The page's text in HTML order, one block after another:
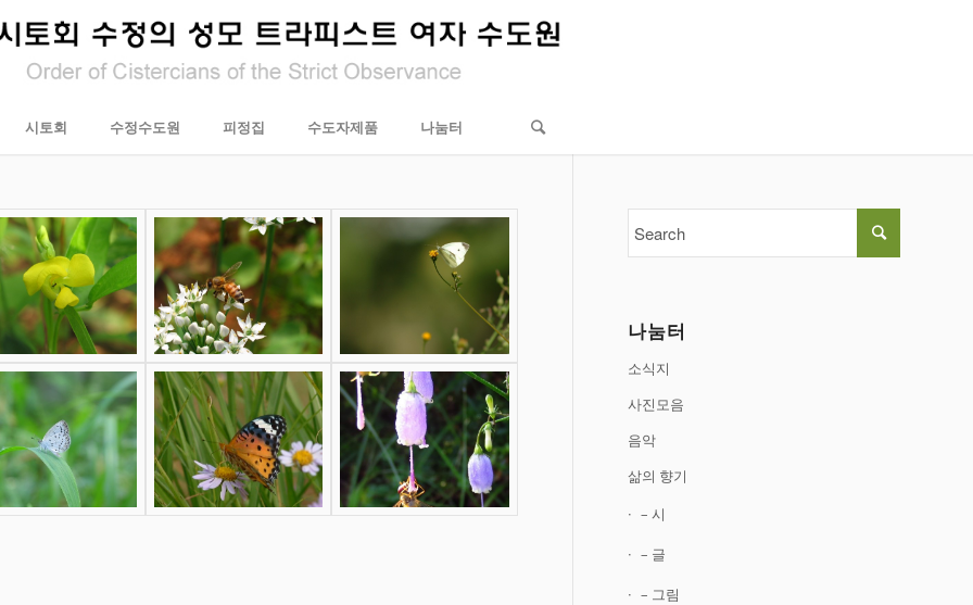
시토회 수정수도원 피정집 수도자제품 나눔터
나눔터
소식지
사진모음
음악
삶의 향기
– 시
– 글
– 그림